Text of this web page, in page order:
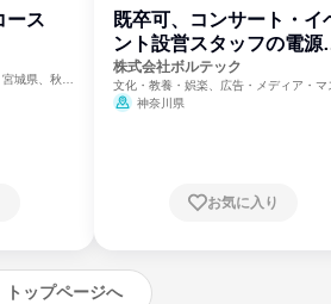
ース
城県、秋田
鹿児島県、
既卒可、コンサート・イ
ント設営スタッフの電源
門
株式会社ボルテック
文化・教養・娯楽、広告・メディア・マ
ミ、電力・ガス・水道・エネルギー
神奈川県
お気に入り
トップページへ